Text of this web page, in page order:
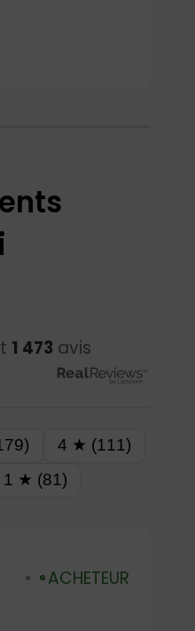
1 473 avis
4 ★ (111)
1 ★ (81)
Vérifié
ACHETEUR